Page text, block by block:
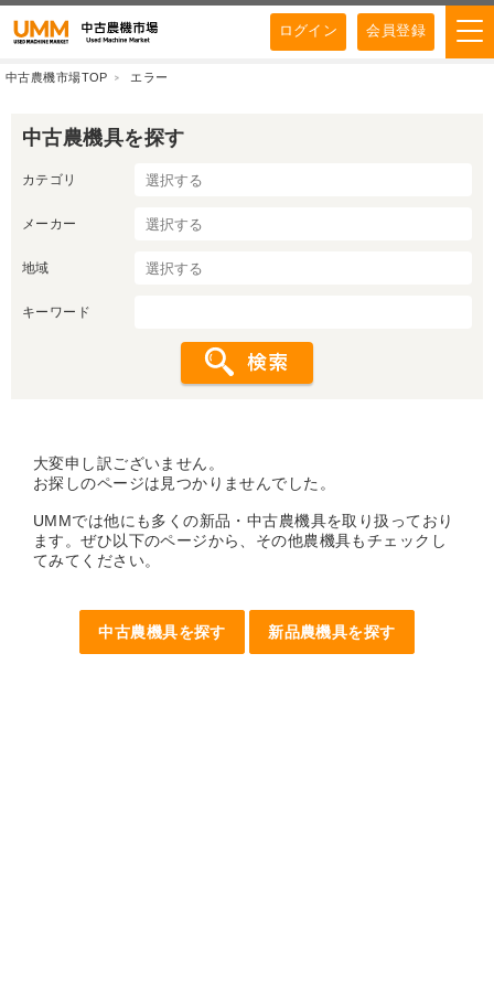
ログイン 会員登録
中古農機市場TOP エラー
中古農機具を探す
カテゴリ
メーカー
地域
キーワード
大変申し訳ございません。
お探しのページは見つかりませんでした。
UMMでは他にも多くの新品・中古農機具を取り扱っており
ます。ぜひ以下のページから、その他農機具もチェックし
てみてください。
中古農機具を探す 新品農機具を探す